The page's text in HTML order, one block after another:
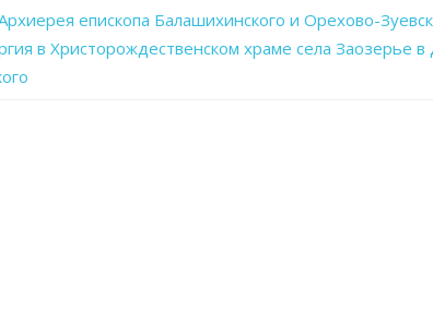
епископа Балашихинского и Орехово-
в Христорождественском храме села Заозерье